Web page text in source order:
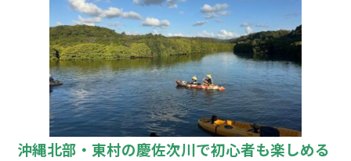
沖縄北部・東村の慶佐次川で初心者も楽しめる